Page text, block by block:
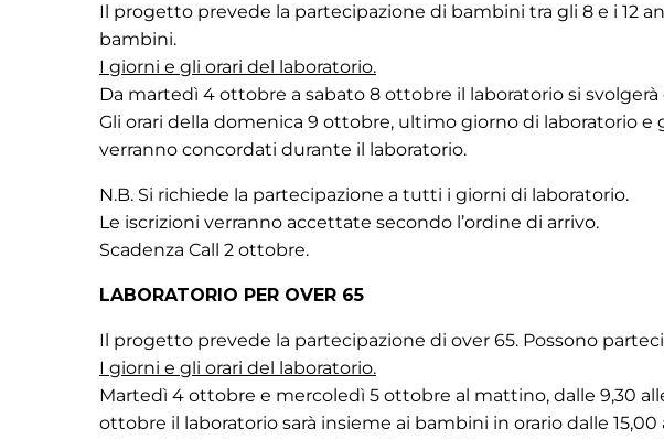
Il progetto prevede la partecipazione di bambini tra gli 8 e i 12
bambini.
I giorni e gli orari del laboratorio.
Da martedì 4 ottobre a sabato 8 ottobre il laboratorio si svolgerà
Gli orari della domenica 9 ottobre, ultimo giorno di laboratorio e
verranno concordati durante il laboratorio.
N.B. Si richiede la partecipazione a tutti i giorni di laboratorio.
Le iscrizioni verranno accettate secondo l’ordine di arrivo.
Scadenza Call 2 ottobre.
LABORATORIO PER OVER 65
Il progetto prevede la partecipazione di over 65. Possono
I giorni e gli orari del laboratorio.
Martedì 4 ottobre e mercoledì 5 ottobre al mattino, dalle 9,30
ottobre il laboratorio sarà insieme ai bambini in orario dalle 15,00